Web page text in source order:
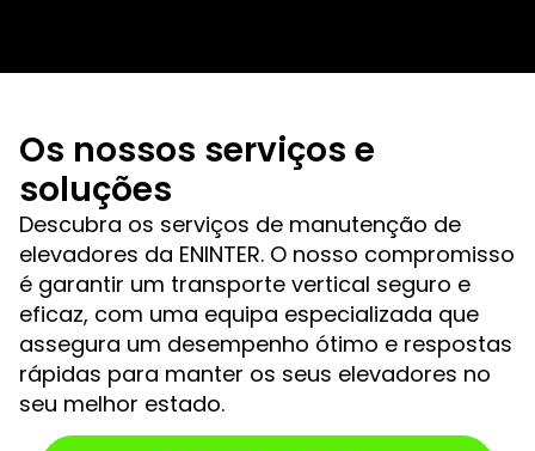
Os nossos serviços e
soluções
Descubra os serviços de manutenção de
elevadores da ENINTER. O nosso compromisso
é garantir um transporte vertical seguro e
eficaz, com uma equipa especializada que
assegura um desempenho ótimo e respostas
rápidas para manter os seus elevadores no
seu melhor estado.